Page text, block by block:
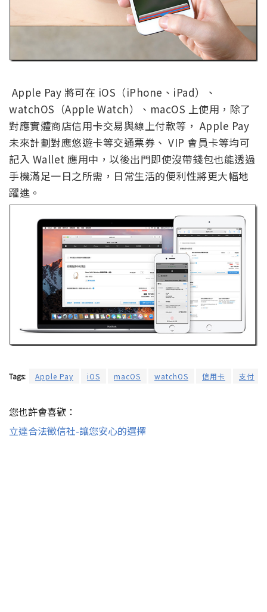
Apple Pay 將可在 iOS（iPhone、iPad）、
watchOS（Apple Watch）、macOS 上使用，除了
對應實體商店信用卡交易與線上付款等， Apple Pay
未來計劃對應悠遊卡等交通票券、 VIP 會員卡等均可
記入 Wallet 應用中，以後出門即使沒帶錢包也能透過
手機滿足一日之所需，日常生活的便利性將更大幅地
躍進。
Tags: Apple Pay iOS macOS watchOS 信用卡 支付
您也許會喜歡：
立達合法徵信社-讓您安心的選擇